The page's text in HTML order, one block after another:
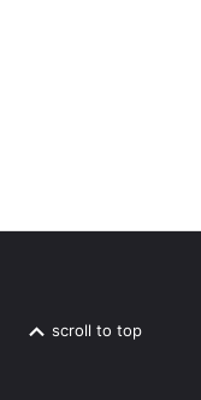
scroll to top